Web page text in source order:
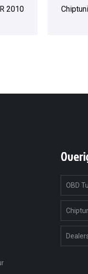
2010
OBD